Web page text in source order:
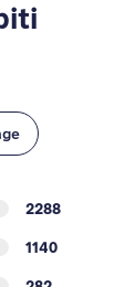
2288
1140